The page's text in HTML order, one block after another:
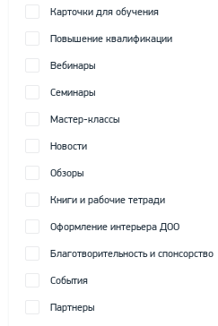
Карточки для обучения
Повышение квалификации
Вебинары
Семинары
Мастер-классы
Новости
Обзоры
Книги и рабочие тетради
Оформление интерьера ДОО
Благотворительность и спонсорство
События
Партнеры